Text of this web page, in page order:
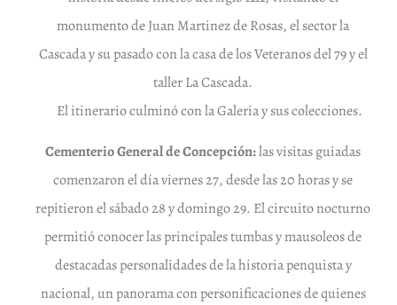
monumento de Juan Martinez de Rosas, el sector la
Cascada y su pasado con la casa de los Veteranos del 79 y el
taller La Cascada.
El itinerario culminó con la Galería y sus colecciones.
Cementerio General de Concepción:las visitas guiadas
comenzaron el día viernes 27, desde las 20 horas y se
repitieron el sábado 28 y domingo 29. El circuito nocturno
permitió conocer las principales tumbas y mausoleos de
destacadas personalidades de la historia penquista y
nacional, un panorama con personificaciones de quienes